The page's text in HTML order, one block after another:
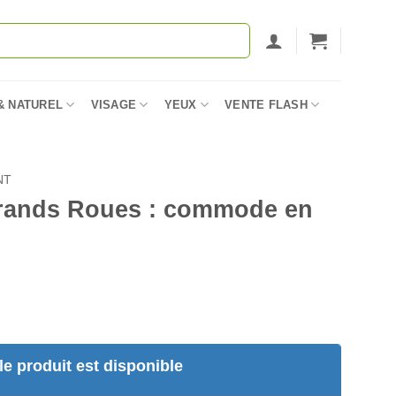
NATUREL VISAGE YEUX VENTE FLASH
Roues : commode en
produit est disponible